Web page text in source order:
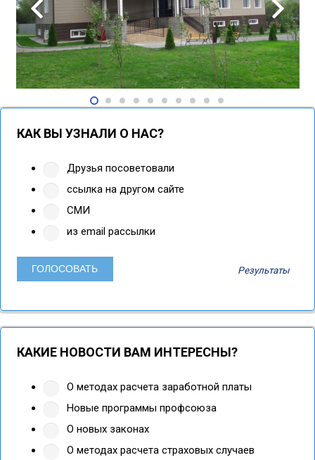
КАК ВЫ УЗНАЛИ О НАС?
Друзья посоветовали
ссылка на другом сайте
СМИ
из email рассылки
Результаты
КАКИЕ НОВОСТИ ВАМ ИНТЕРЕСНЫ?
О методах расчета заработной платы
Новые программы профсоюза
О новых законах
О методах расчета страховых случаев